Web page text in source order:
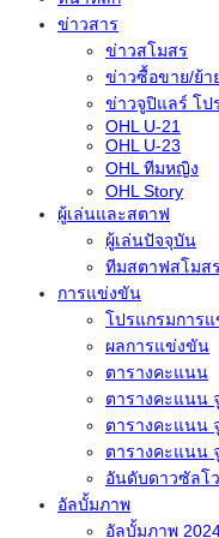
ข่าวสาร
ข่าวสโมสร
ข่าวซื้อขาย/ย้า
ข่าวจูปิแลร์ โป
OHL U-21
OHL U-23
OHL ทีมหญิง
OHL Story
ผู้เล่นและสตาฟ
ผู้เล่นปัจจุบัน
ทีมสตาฟสโมสร
การแข่งขัน
โปรแกรมการ
ผลการแข่งขัน
ตารางคะแนน
ตารางคะแนน
ตารางคะแนน
ตารางคะแนน
อันดับดาวซัลโว
อัลบั้มภาพ
อัลบั้มภาพ